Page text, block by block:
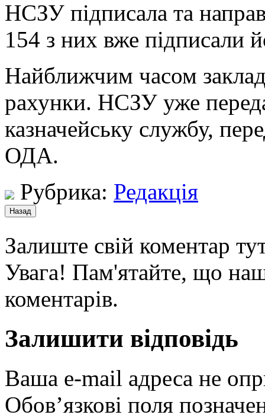
НСЗУ підписала та
154 з них вже підписали
Найближчим часом
рахунки. НСЗУ уже
казначейську службу,
ОДА.
Рубрика: Редакція
Залиште свій коментар
Увага! Пам'ятайте, що
коментарів.
Залишити відповідь
Ваша e-mail адреса не
Обов’язкові поля